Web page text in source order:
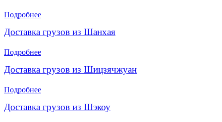
Подробнее
Доставка грузов из Шанхая
Подробнее
Доставка грузов из Шицзячжуан
Подробнее
Доставка грузов из Шэкоу